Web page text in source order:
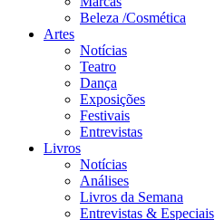
Beleza /Cosmética
Artes
Notícias
Teatro
Dança
Exposições
Festivais
Entrevistas
Livros
Notícias
Análises
Livros da Semana
Entrevistas & Especiais